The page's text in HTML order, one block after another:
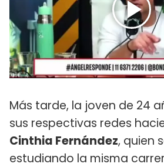
Más tarde, la joven de 24
sus respectivas redes
Cinthia Fernández, quien
estudiando la misma